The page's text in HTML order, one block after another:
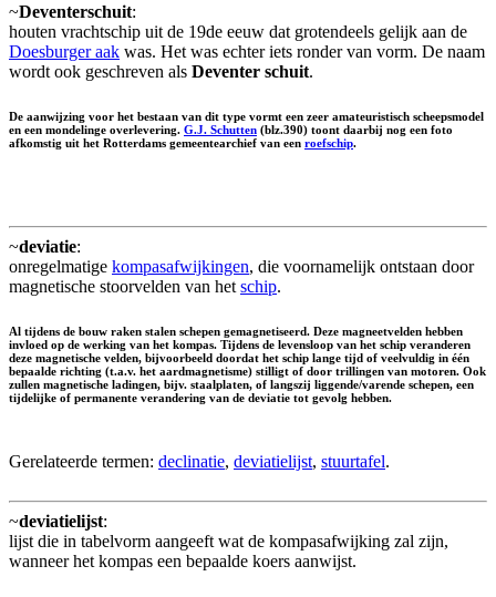
~Deventerschuit:
houten vrachtschip uit de 19de eeuw dat grotendeels gelijk aan de
Doesburger aak was. Het was echter iets ronder van vorm. De naam
wordt ook geschreven als Deventer schuit.
De aanwijzing voor het bestaan van dit type vormt een zeer amateuristisch scheepsmodel
en een mondelinge overlevering. G.J. Schutten (blz.390) toont daarbij nog een foto
afkomstig uit het Rotterdams gemeentearchief van een roefschip.
~deviatie:
onregelmatige kompasafwijkingen, die voornamelijk ontstaan door
magnetische stoorvelden van het schip.
Al tijdens de bouw raken stalen schepen gemagnetiseerd. Deze magneetvelden hebben
invloed op de werking van het kompas. Tijdens de levensloop van het schip veranderen
deze magnetische velden, bijvoorbeeld doordat het schip lange tijd of veelvuldig in één
bepaalde richting (t.a.v. het aardmagnetisme) stilligt of door trillingen van motoren. Ook
zullen magnetische ladingen, bijv. staalplaten, of langszij liggende/varende schepen, een
tijdelijke of permanente verandering van de deviatie tot gevolg hebben.
Gerelateerde termen: declinatie, deviatielijst, stuurtafel.
~deviatielijst:
lijst die in tabelvorm aangeeft wat de kompasafwijking zal zijn,
wanneer het kompas een bepaalde koers aanwijst.